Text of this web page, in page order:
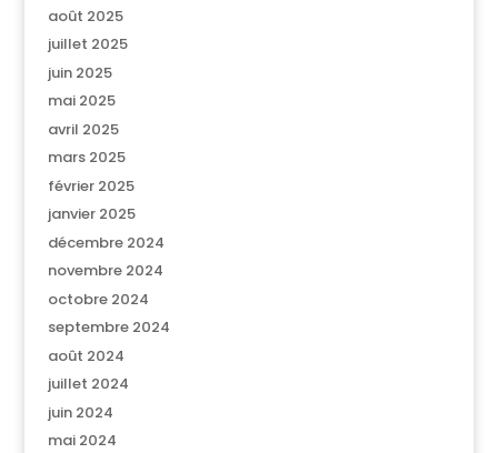
août 2025
juillet 2025
juin 2025
mai 2025
avril 2025
mars 2025
février 2025
janvier 2025
décembre 2024
novembre 2024
octobre 2024
septembre 2024
août 2024
juillet 2024
juin 2024
mai 2024